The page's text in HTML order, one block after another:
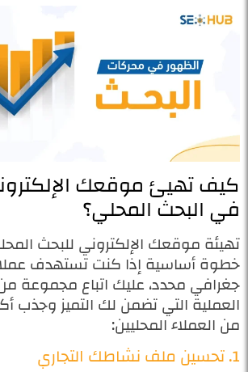
كيف تهيئ موقعك
في البحث المحلي؟
خطوة أساسية إذا كنت تستهدف
جغرافي محدد، عليك اتباع مجموعة
العملية التي تضمن لك التميز وجذب
من العملاء المحليين:
1. تحسين ملف نشاطك التجاري